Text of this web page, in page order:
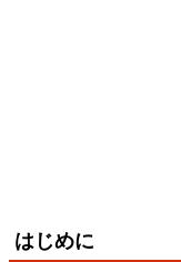
はじめに